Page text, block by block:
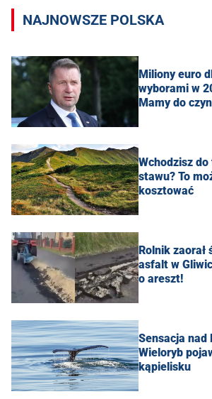
NAJNOWSZE POLSKA
Miliony euro
wyborami w
Mamy do
Wchodzisz
stawu? To
kosztować
Rolnik zaorał
asfalt w
o areszt!
Sensacja nad
Wieloryb
kąpielisku